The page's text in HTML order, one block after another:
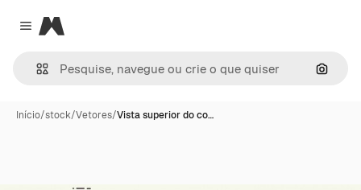
Close menu
Magnific
Início/stock/Vetores/Vista superior do co…